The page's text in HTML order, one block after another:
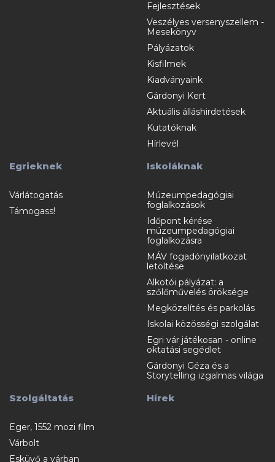
Fejlesztések
Veszélyes versenyszellem -
Mesekönyv
Pályázatok
Kisfilmek
Kiadványaink
Gárdonyi Kert
Aktuális álláshirdetések
Kutatóknak
Hírlevél
Egrieknek
Várlátogatás
Támogass!
Iskoláknak
Múzeumpedagógiai
foglalkozások
Időpont kérése
múzeumpedagógiai
foglalkozásra
MÁV fogadónyilatkozat
letöltése
Alkotói pályázat: a
szőlőművelés öröksége
Megközelítés és parkolás
Iskolai közösségi szolgálat
Egri vár játékosan - online
oktatási segédlet
Gárdonyi Géza és a
Storytelling izgalmas világa
Szolgáltatás
Eger, 1552 mozi film
Várbolt
Esküvő a várban
Hírek